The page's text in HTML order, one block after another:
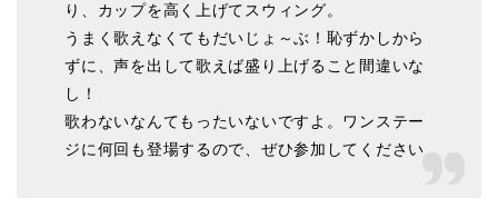
り、カップを高く上げてスウィング。
うまく歌えなくてもだいじょ～ぶ！恥ずかしから
ずに、声を出して歌えば盛り上げること間違いな
し！
歌わないなんてもったいないですよ。ワンステー
ジに何回も登場するので、ぜひ参加してください